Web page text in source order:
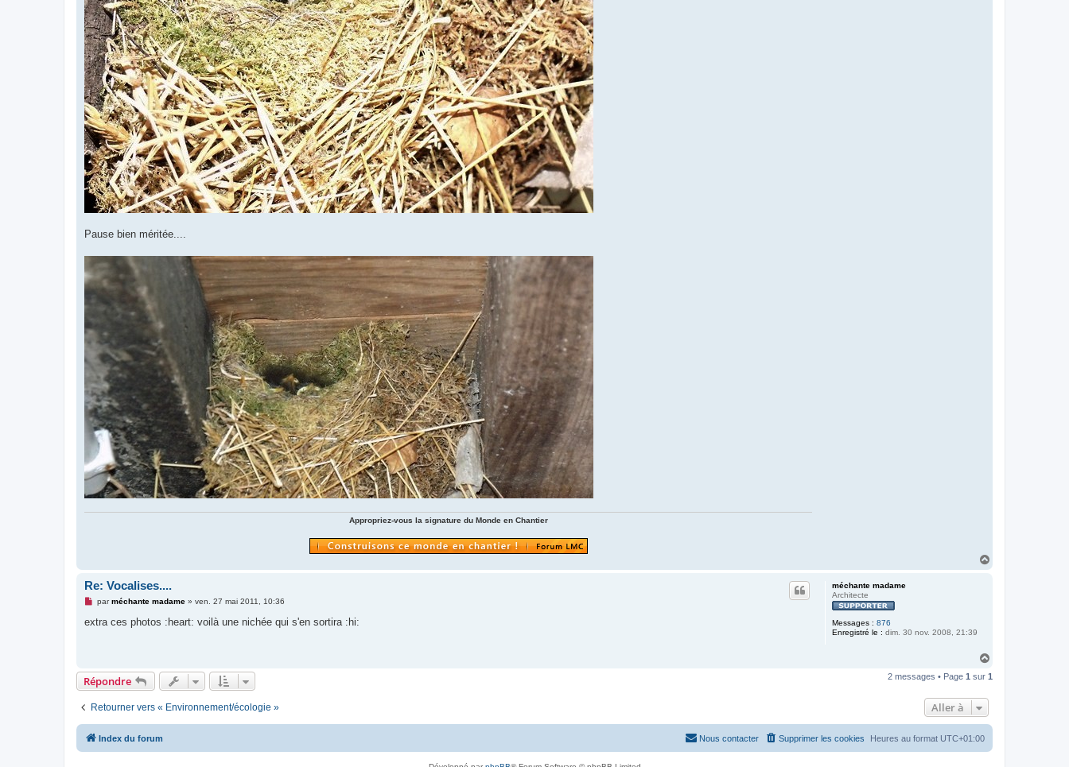
Pause bien méritée....
Appropriez-vous la signature du Monde en Chantier
méchante madame
Architecte
Messages : 876
Enregistré le : dim. 30 nov. 2008, 21:39
Re: Vocalises....
M
s
o
n
u
parméchante madame» ven. 27 mai 2011, 10:36
extra ces photos :heart: voilà une nichée qui s'en sortira :hi:
u
Répondre 2 messages • Page 1 sur 1
Retourner vers « Environnement/écologie » Aller à
Index du forum Heures au format UTC+01:00
Supprimer les cookies
Nous contacter